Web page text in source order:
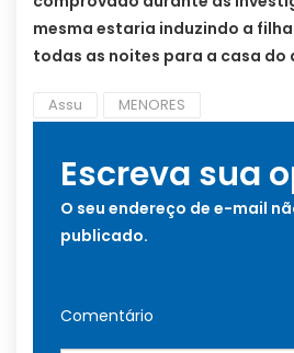
mesma estaria induzindo a
todas as noites para a casa do
Assu MENORES
Escreva sua
O seu endereço de e-mail
publicado.
Comentário